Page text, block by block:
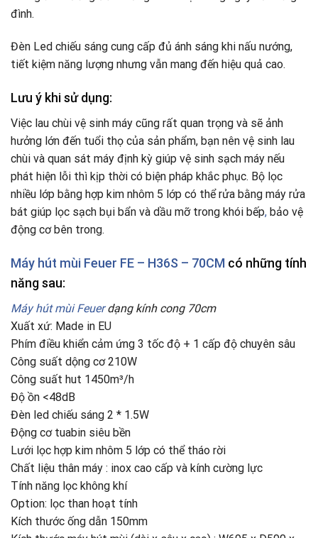
đình.
Đèn Led chiếu sáng cung cấp đủ ánh sáng khi nấu nướng,
tiết kiệm năng lượng nhưng vẫn mang đến hiệu quả cao.
Lưu ý khi sử dụng:
Việc lau chùi vệ sinh máy cũng rất quan trọng và sẽ ảnh
hưởng lớn đến tuổi thọ của sản phẩm, bạn nên vệ sinh lau
chùi và quan sát máy định kỳ giúp vệ sinh sạch máy nếu
phát hiện lỗi thì kịp thời có biện pháp khắc phục. Bộ lọc
nhiều lớp bằng hợp kim nhôm 5 lớp có thể rửa bằng máy rửa
bát giúp lọc sạch bụi bẩn và dầu mỡ trong khói bếp, bảo vệ
động cơ bên trong.
Máy hút mùi Feuer FE – H36S – 70CM có những tính
năng sau:
Máy hút mùi Feuerdạng kính cong 70cm
Xuất xứ: Made in EU
Phím điều khiển cảm ứng 3 tốc độ + 1 cấp độ chuyên sâu
Công suất dộng cơ 210W
Công suất hut 1450m³/h
Độ ồn <48dB
Đèn led chiếu sáng 2 * 1.5W
Động cơ tuabin siêu bền
Lưới lọc hợp kim nhôm 5 lớp có thể tháo rời
Chất liệu thân máy : inox cao cấp và kính cường lực
Tính năng lọc không khí
Option: lọc than hoạt tính
Kích thước ống dẫn 150mm